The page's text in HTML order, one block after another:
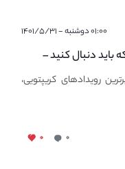
۰۱:۰۰ دوشنبه - ۱۴۰۱/۵/۳۱
ترین رویداد های کریپتویی ۲۰۲۳ که باید دنبال کنید –
رویدادهای کریپتویی،
۰ ۰